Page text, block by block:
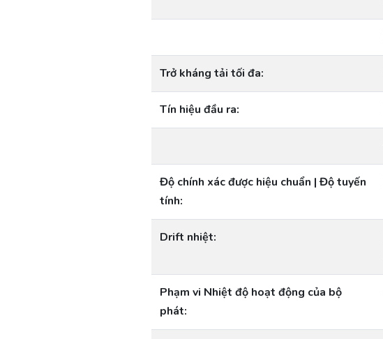
Trở kháng tải tối đa:
Tín hiệu đầu ra:
Độ chính xác được hiệu chuẩn | Độ tuyến
tính:
Drift nhiệt:
Phạm vi Nhiệt độ hoạt động của bộ
phát: